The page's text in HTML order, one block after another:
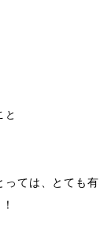
と
っては、とても有